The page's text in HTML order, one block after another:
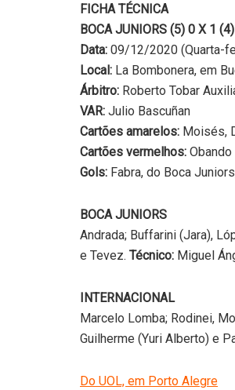
FICHA TÉCNICA
BOCA JUNIORS (5) 0 X 1
Data: 09/12/2020 (Quarta-
Local: La Bombonera, em
Árbitro: Roberto Tobar
VAR: Julio Bascuñan
Cartões amarelos: Moisés,
Cartões vermelhos: Obando
Gols: Fabra, do Boca
BOCA JUNIORS
Andrada; Buffarini (Jara),
e Tevez. Técnico: Miguel
INTERNACIONAL
Marcelo Lomba; Rodinei,
Guilherme (Yuri Alberto) e
Do UOL, em Porto Alegre